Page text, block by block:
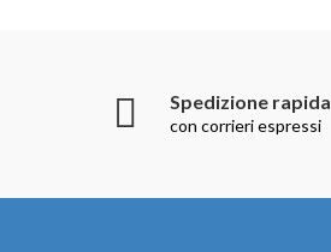
Spedizione rapida
con corrieri espressi